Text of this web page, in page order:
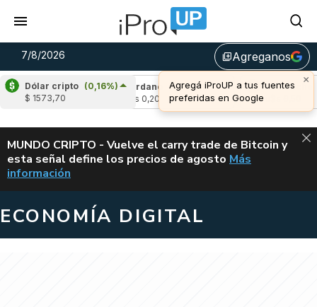
7/8/2026 library_addAgreganos
×
Agregá iProUP a tus fuentes
preferidas en Google
Dólar cripto (0,16%)
$ 1573,70
(-0,75%)
Cardano
(5,49%)
u$s 0,20
Avalanche
u$s 6,50
ALERTA
MUNDO CRIPTO - Vuelve el carry trade de Bitcoin y
esta señal define los precios de agosto VUELVE EL
Más
información
ECONOMÍA DIGITAL